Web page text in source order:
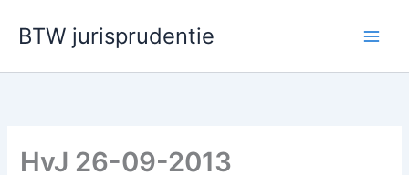
naar
inhoud
BTW jurisprudentie
HvJ 26-09-2013